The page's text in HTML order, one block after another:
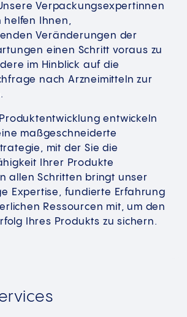
Verpackungsexpertinnen
Ihnen,
Veränderungen der
einen Schritt voraus zu
im Hinblick auf die
nach Arzneimitteln zur
entwickeln
maßgeschneiderte
mit der Sie die
Ihrer Produkte
allen Schritten bringt unser
Expertise, fundierte Erfahrung
Ressourcen mit, um den
Ihres Produkts zu sichern.